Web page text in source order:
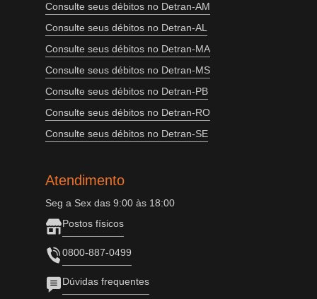
Consulte seus débitos no Detran-AM
Consulte seus débitos no Detran-AL
Consulte seus débitos no Detran-MA
Consulte seus débitos no Detran-MS
Consulte seus débitos no Detran-PB
Consulte seus débitos no Detran-RO
Consulte seus débitos no Detran-SE
Atendimento
Seg a Sex das 9:00 às 18:00
Postos físicos
0800-887-0499
Dúvidas frequentes